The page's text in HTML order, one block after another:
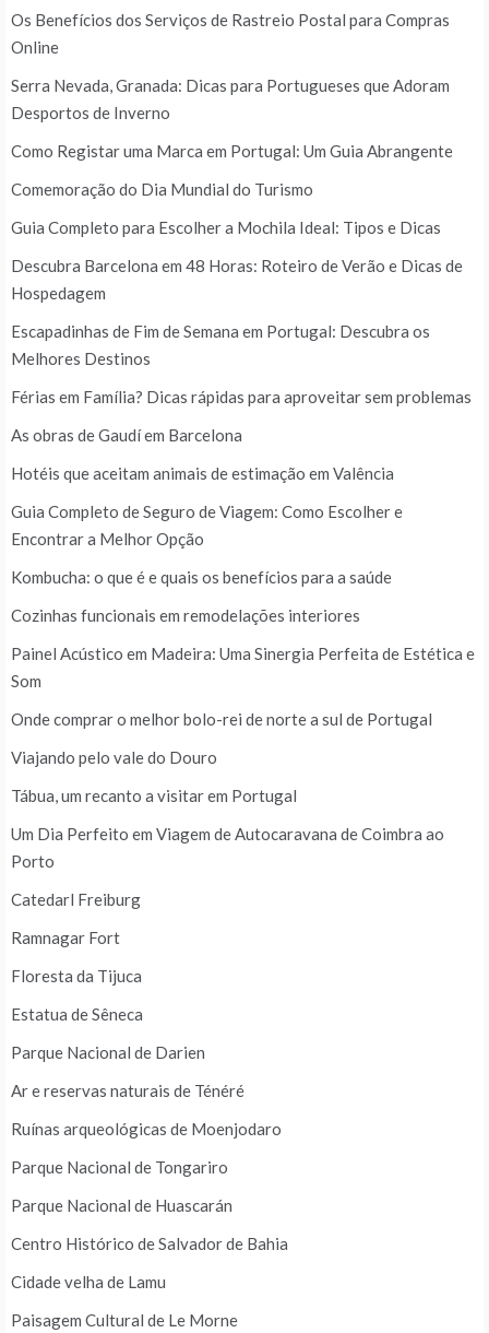
Os Benefícios dos Serviços de Rastreio Postal para Compras
Online
Serra Nevada, Granada: Dicas para Portugueses que Adoram
Desportos de Inverno
Como Registar uma Marca em Portugal: Um Guia Abrangente
Comemoração do Dia Mundial do Turismo
Guia Completo para Escolher a Mochila Ideal: Tipos e Dicas
Descubra Barcelona em 48 Horas: Roteiro de Verão e Dicas de
Hospedagem
Escapadinhas de Fim de Semana em Portugal: Descubra os
Melhores Destinos
Férias em Família? Dicas rápidas para aproveitar sem problemas
As obras de Gaudí em Barcelona
Hotéis que aceitam animais de estimação em Valência
Guia Completo de Seguro de Viagem: Como Escolher e
Encontrar a Melhor Opção
Kombucha: o que é e quais os benefícios para a saúde
Cozinhas funcionais em remodelações interiores
Painel Acústico em Madeira: Uma Sinergia Perfeita de Estética e
Som
Onde comprar o melhor bolo-rei de norte a sul de Portugal
Viajando pelo vale do Douro
Tábua, um recanto a visitar em Portugal
Um Dia Perfeito em Viagem de Autocaravana de Coimbra ao
Porto
Catedarl Freiburg
Ramnagar Fort
Floresta da Tijuca
Estatua de Sêneca
Parque Nacional de Darien
Ar e reservas naturais de Ténéré
Ruínas arqueológicas de Moenjodaro
Parque Nacional de Tongariro
Parque Nacional de Huascarán
Centro Histórico de Salvador de Bahia
Cidade velha de Lamu
Paisagem Cultural de Le Morne